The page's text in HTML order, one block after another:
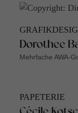
Dorothee
Mehrfache AWA-
PAPETERIE